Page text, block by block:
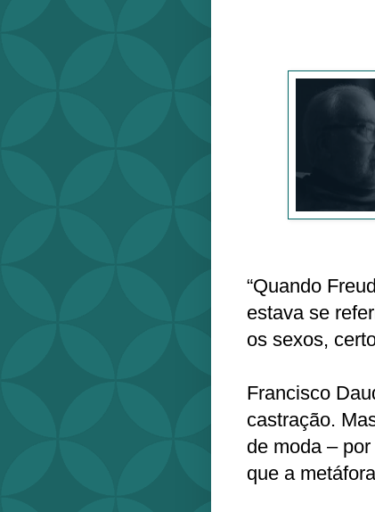
“Quando
estava se
os sexos,
Francisco
castração.
de moda –
que a